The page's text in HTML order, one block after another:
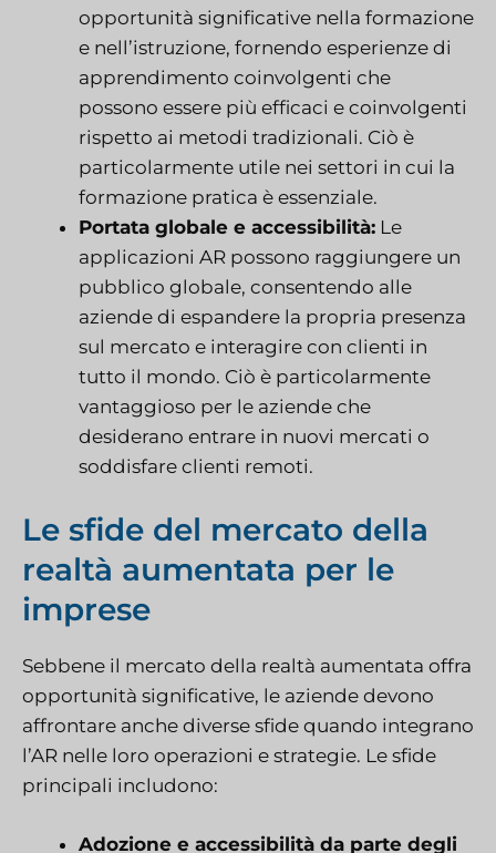
opportunità significative nella formazione
e nell’istruzione, fornendo esperienze di
apprendimento coinvolgenti che
possono essere più efficaci e coinvolgenti
rispetto ai metodi tradizionali. Ciò è
particolarmente utile nei settori in cui la
formazione pratica è essenziale.
Portata globale e accessibilità: Le
applicazioni AR possono raggiungere un
pubblico globale, consentendo alle
aziende di espandere la propria presenza
sul mercato e interagire con clienti in
tutto il mondo. Ciò è particolarmente
vantaggioso per le aziende che
desiderano entrare in nuovi mercati o
soddisfare clienti remoti.
Le sfide del mercato della
realtà aumentata per le
imprese
Sebbene il mercato della realtà aumentata offra
opportunità significative, le aziende devono
affrontare anche diverse sfide quando integrano
l’AR nelle loro operazioni e strategie. Le sfide
principali includono:
Adozione e accessibilità da parte degli